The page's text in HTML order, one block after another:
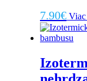
7.90€